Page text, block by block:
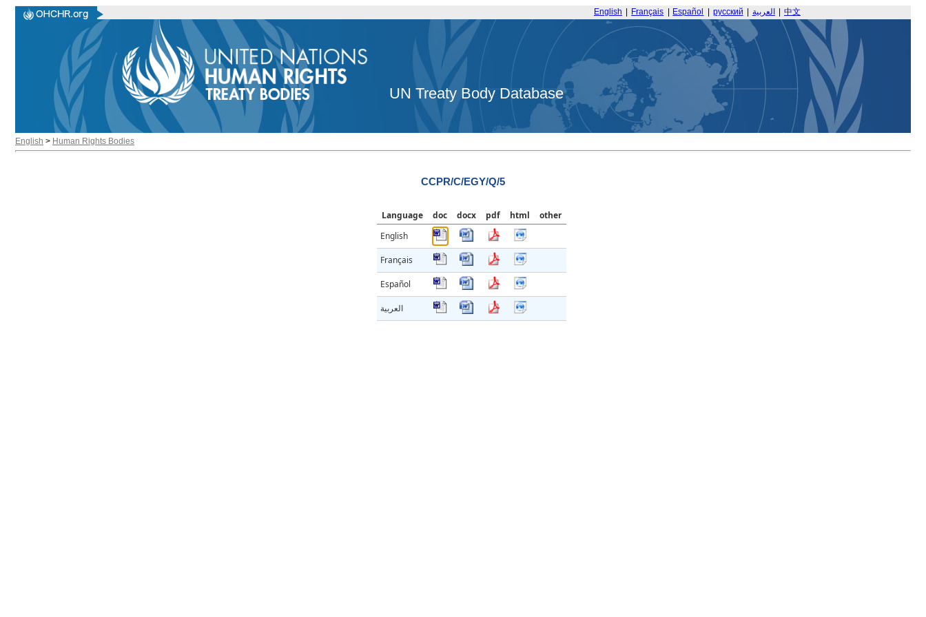
English Français Español русский العربية 中文
UN Treaty Body Database
English > Human Rights Bodies
CCPR/C/EGY/Q/5
Language doc docx pdf html
other
English
Français
Español
العربية